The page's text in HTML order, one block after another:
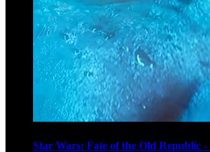
Star Wars: Fate of the Old Republic -